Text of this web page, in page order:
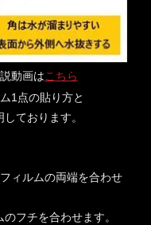
動画はこちら
1点の貼り方と
ております。
ィルムの両端を合わせ
フチを合わせます。